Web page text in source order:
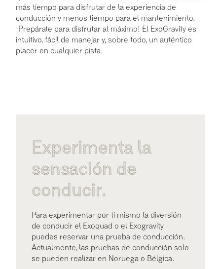
más tiempo para disfrutar de la experiencia de
conducción y menos tiempo para el mantenimiento.
¡Prepárate para disfrutar al máximo! El ExoGravity es
intuitivo, fácil de manejar y, sobre todo, un auténtico
placer en cualquier pista.
Experimenta la
sensación de
conducir.
Para experimentar por ti mismo la diversión
de conducir el Exoquad o el Exogravity,
puedes reservar una prueba de conducción.
Actualmente, las pruebas de conducción solo
se pueden realizar en Noruega o Bélgica.